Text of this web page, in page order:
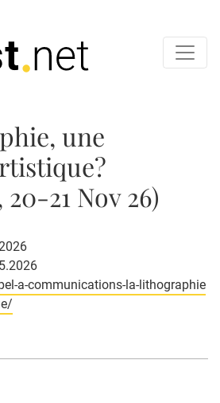
une
21 Nov 26)
a-communications-la-lithographie